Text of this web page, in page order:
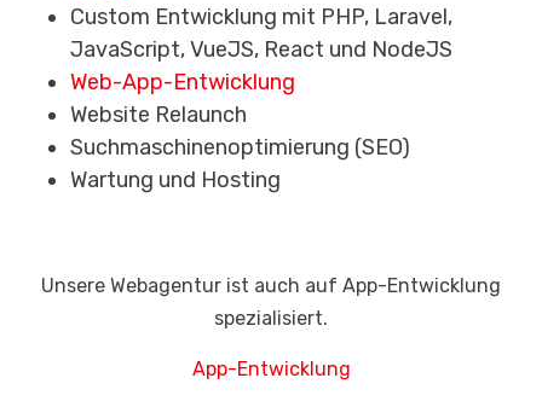
Custom Entwicklung mit PHP, Laravel,
JavaScript, VueJS, React und NodeJS
Web-App-Entwicklung
Website Relaunch
Suchmaschinenoptimierung (SEO)
Wartung und Hosting
Unsere Webagentur ist auch auf App-Entwicklung
spezialisiert.
App-Entwicklung